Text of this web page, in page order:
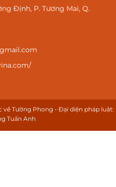
Định, P. Tương Mai, Q.
Tường Phong - Đại diện pháp luật:
Tuấn Anh